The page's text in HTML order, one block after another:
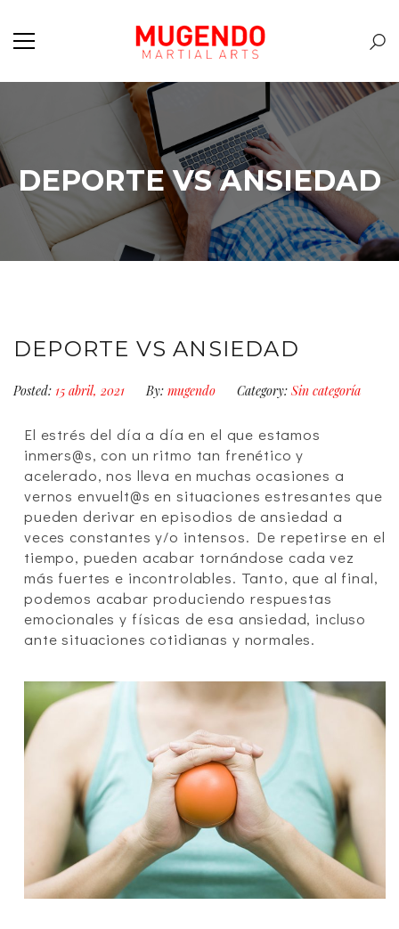
DEPORTE VS ANSIEDAD
DEPORTE VS ANSIEDAD
Posted: 15 abril, 2021 By: mugendo Category: Sin categoría
El estrés del día a día en el que estamos
inmers@s, con un ritmo tan frenético y
acelerado, nos lleva en muchas ocasiones a
vernos envuelt@s en situaciones estresantes que
pueden derivar en episodios de ansiedad a
veces constantes y/o intensos. De repetirse en el
tiempo, pueden acabar tornándose cada vez
más fuertes e incontrolables. Tanto, que al final,
podemos acabar produciendo respuestas
emocionales y físicas de esa ansiedad, incluso
ante situaciones cotidianas y normales.